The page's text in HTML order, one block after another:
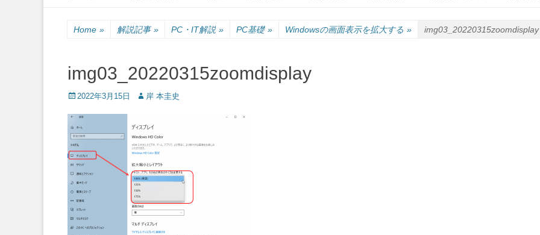
Home » 解説記事 » PC・IT解説 » PC基礎 » Windowsの画面表示を拡大する » img03_20220315zoomdisplay
img03_20220315zoomdisplay
Posted
2022年3月15日 Author
岸 本圭史